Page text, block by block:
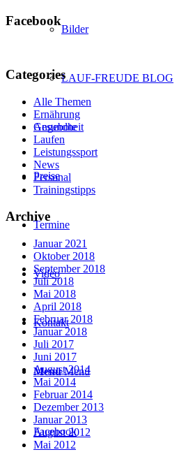
Bilder
LAUF-FREUDE BLOG
Angebote
Preise
Termine
Video
Kontakt
Menü Menü
Facebook
Facebook
Categories
Alle Themen
Ernährung
Gesundheit
Laufen
Leistungssport
News
Personal
Trainingstipps
Archive
Januar 2021
Oktober 2018
September 2018
Juli 2018
Mai 2018
April 2018
Februar 2018
Januar 2018
Juli 2017
Juni 2017
August 2014
Mai 2014
Februar 2014
Dezember 2013
Januar 2013
August 2012
Mai 2012